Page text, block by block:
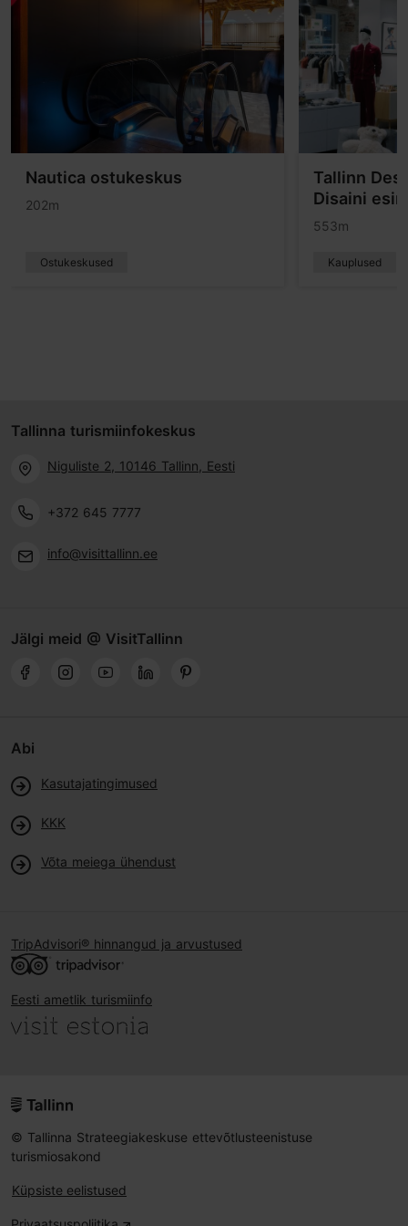
Nautica ostukeskus
202m
Ostukeskused
Tallinn
Disaini
553m
Kauplused
Tallinna turismiinfokeskus
Niguliste 2, 10146 Tallinn, Eesti
+372 645 7777
info@visittallinn.ee
Jälgi meid @ VisitTallinn
Abi
Kasutajatingimused
KKK
Võta meiega ühendust
TripAdvisori® hinnangud ja arvustused
Eesti ametlik turismiinfo
© Tallinna Strateegiakeskuse ettevõtlusteenistuse
turismiosakond
Küpsiste eelistused